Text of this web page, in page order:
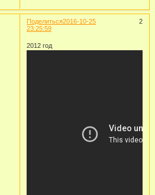
Поделиться 2
2016-10-25
23:25:59
2012 год